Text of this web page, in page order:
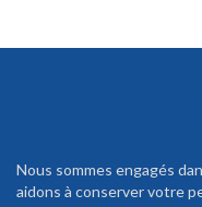
Nous sommes engagés
aidons à conserver votre